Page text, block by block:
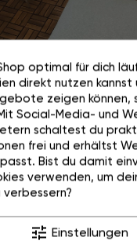
optimal für dich
direkt nutzen kannst
zeigen können,
Social-Media- und
schaltest du
frei und erhältst
passt. Bist du damit
verwenden, um
tune Einstellungen